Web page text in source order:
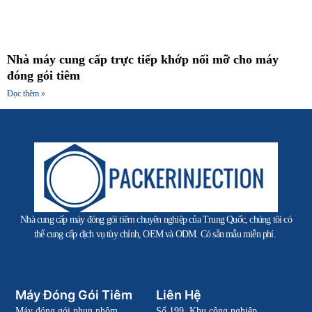
Nhà máy cung cấp trực tiếp khớp nối mỡ cho máy
đóng gói tiêm
Đọc thêm »
Nhà cung cấp máy đóng gói tiêm chuyên nghiệp của Trung Quốc, chúng tôi có
thể cung cấp dịch vụ tùy chỉnh, OEM và ODM. Có sẵn mẫu miễn phí.
Máy Đóng Gói Tiêm Liên Hệ